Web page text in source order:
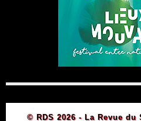
© RDS 2026 - La Revue